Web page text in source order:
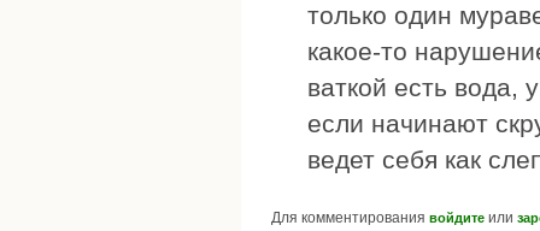
только один
какое-то
ваткой есть вода,
если начинают
ведет себя как
Для комментирования войдите или